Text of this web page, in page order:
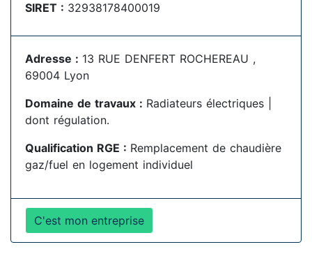
SIRET : 32938178400019
Adresse : 13 RUE DENFERT ROCHEREAU ,
69004 Lyon
Domaine de travaux : Radiateurs électriques |
dont régulation.
Qualification RGE : Remplacement de chaudière
gaz/fuel en logement individuel
C'est mon entreprise